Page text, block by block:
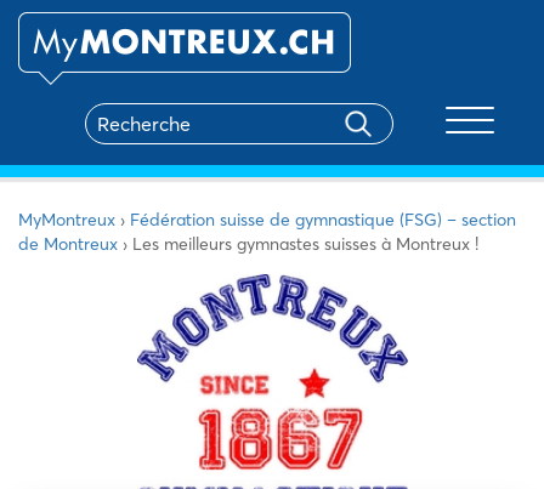
MyMontreux › Fédération suisse de gymnastique (FSG) – section
de Montreux › Les meilleurs gymnastes suisses à Montreux !